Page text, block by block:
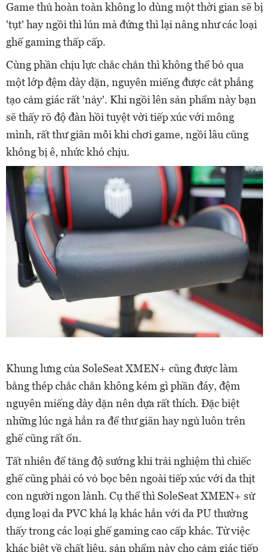
Game thủ hoàn toàn không lo dùng một thời gian sẽ bị
'tụt' hay ngồi thì lún mà đứng thì lại nâng như các loại
ghế gaming thấp cấp.
Cùng phần chịu lực chắc chắn thì không thể bỏ qua
một lớp đệm dày dặn, nguyên miếng được cắt phẳng
tạo cảm giác rất 'nảy'. Khi ngồi lên sản phẩm này bạn
sẽ thấy rõ độ đàn hồi tuyệt vời tiếp xúc với mông
mình, rất thư giãn mỗi khi chơi game, ngồi lâu cũng
không bị ê, nhức khó chịu.
Khung lưng của SoleSeat XMEN+ cũng được làm
bằng thép chắc chắn không kém gì phần đáy, đệm
nguyên miếng dày dặn nên dựa rất thích. Đặc biệt
những lúc ngả hẳn ra để thư giãn hay ngủ luôn trên
ghế cũng rất ổn.
Tất nhiên để tăng độ sướng khi trải nghiệm thì chiếc
ghế cũng phải có vỏ bọc bên ngoài tiếp xúc với da thịt
con người ngon lành. Cụ thể thì SoleSeat XMEN+ sử
dụng loại da PVC khá lạ khác hẳn với da PU thường
thấy trong các loại ghế gaming cao cấp khác. Từ việc
khác biệt về chất liệu, sản phẩm này cho cảm giác tiếp